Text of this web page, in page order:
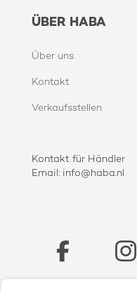
ÜBER HABA
Über uns
Kontakt
Verkaufsstellen
Kontakt für Händler
Email: info@haba.nl